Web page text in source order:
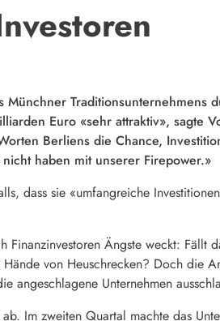
Traditionsunternehmens
Euro «sehr attraktiv», sagte
Berliens die Chance,
haben mit unserer Firepower.»
dass sie «umfangreiche
Ängste weckt: Fällt
von Heuschrecken? Doch die
angeschlagene Unternehmen
Im zweiten Quartal machte das